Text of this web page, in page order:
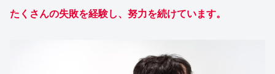
たくさんの失敗を経験し、努力を続けています。